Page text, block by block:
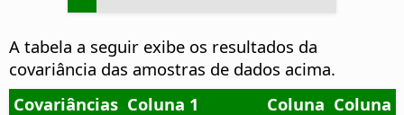
A tabela a seguir exibe os resultados da
covariância das amostras de dados acima.
Covariâncias Coluna 1
Coluna Coluna